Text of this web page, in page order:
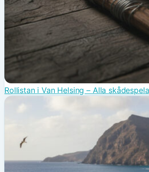
Rollistan i Van Helsing – Alla